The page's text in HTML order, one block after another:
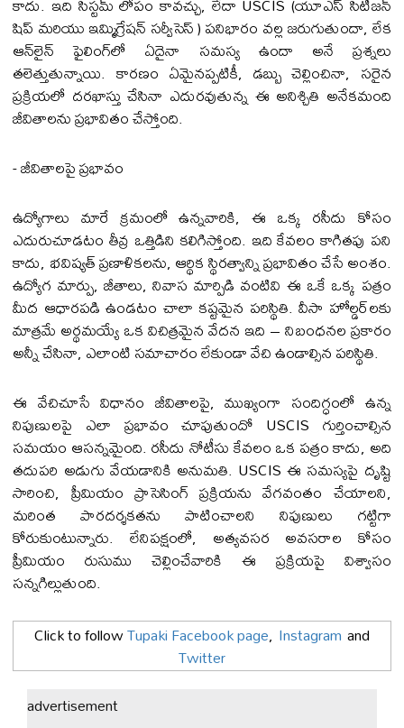
షిప్ మరియు ఇమ్మిగ్రేషన్ సర్వీసెస్ ) పనిభారం వల్ల జరుగుతుందా, లేక
ఆన్‌లైన్ ఫైలింగ్‌లో ఏదైనా సమస్య ఉందా అనే ప్రశ్నలు
తలెత్తుతున్నాయి. కారణం ఏమైనప్పటికీ, డబ్బు చెల్లించినా, సరైన
ప్రక్రియలో దరఖాస్తు చేసినా ఎదురవుతున్న ఈ అనిశ్చితి అనేకమంది
జీవితాలను ప్రభావితం చేస్తోంది.
- జీవితాలపై ప్రభావం
ఉద్యోగాలు మారే క్రమంలో ఉన్నవారికి, ఈ ఒక్క రసీదు కోసం
ఎదురుచూడటం తీవ్ర ఒత్తిడిని కలిగిస్తోంది. ఇది కేవలం కాగితపు పని
కాదు, భవిష్యత్ ప్రణాళికలను, ఆర్థిక స్థిరత్వాన్ని ప్రభావితం చేసే అంశం.
ఉద్యోగ మార్పు, జీతాలు, నివాస మార్పిడి వంటివి ఈ ఒకే ఒక్క పత్రం
మీద ఆధారపడి ఉండటం చాలా కష్టమైన పరిస్థితి. వీసా హోల్డర్‌లకు
మాత్రమే అర్థమయ్యే ఒక విచిత్రమైన వేదన ఇది – నిబంధనల ప్రకారం
అన్నీ చేసినా, ఎలాంటి సమాచారం లేకుండా వేచి ఉండాల్సిన పరిస్థితి.
ఈ వేచిచూసే విధానం జీవితాలపై, ముఖ్యంగా సందిగ్ధంలో ఉన్న
నిపుణులపై ఎలా ప్రభావం చూపుతుందో USCIS గుర్తించాల్సిన
సమయం ఆసన్నమైంది. రసీదు నోటీసు కేవలం ఒక పత్రం కాదు, అది
తదుపరి అడుగు వేయడానికి అనుమతి. USCIS ఈ సమస్యపై దృష్టి
సారించి, ప్రీమియం ప్రాసెసింగ్ ప్రక్రియను వేగవంతం చేయాలని,
మరింత పారదర్శకతను పాటించాలని నిపుణులు గట్టిగా
కోరుకుంటున్నారు. లేనిపక్షంలో, అత్యవసర అవసరాల కోసం
ప్రీమియం రుసుము చెల్లించేవారికి ఈ ప్రక్రియపై విశ్వాసం
సన్నగిల్లుతుంది.
Click to followTupaki Facebook page, Instagram and
Twitter
advertisement